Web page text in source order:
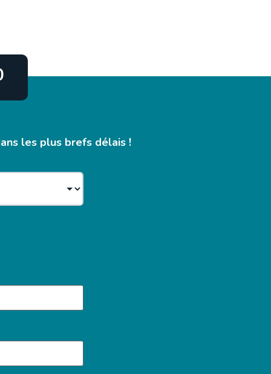
les plus brefs délais !